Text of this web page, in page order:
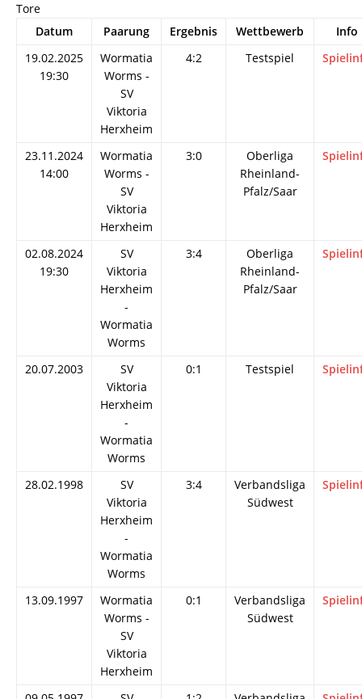
Tore
Datum
Paarung Ergebnis Wettbewerb
Info
19.02.2025
19:30
Wormatia
Worms -
SV
Viktoria
Herxheim
4:2 Testspiel
23.11.2024
14:00
Wormatia
Worms -
SV
Viktoria
Herxheim
3:0
Oberliga
Rheinland-
Pfalz/Saar
02.08.2024
19:30
SV
Viktoria
Herxheim
-
Wormatia
Worms
3:4
Oberliga
Rheinland-
Pfalz/Saar
20.07.2003
SV
Viktoria
Herxheim
-
Wormatia
Worms
0:1 Testspiel
28.02.1998
SV
Viktoria
Herxheim
-
Wormatia
Worms
3:4
Verbandsliga
Südwest
13.09.1997
Wormatia
Worms -
SV
Viktoria
Herxheim
0:1
Verbandsliga
Südwest